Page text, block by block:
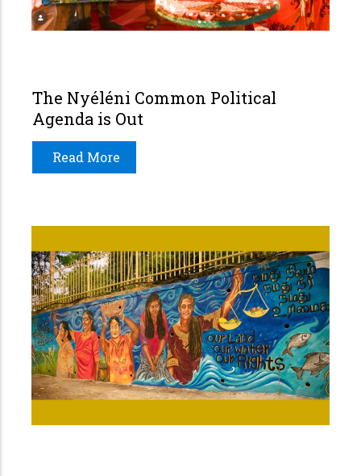
The Nyéléni Common Political
Agenda is Out
Read More